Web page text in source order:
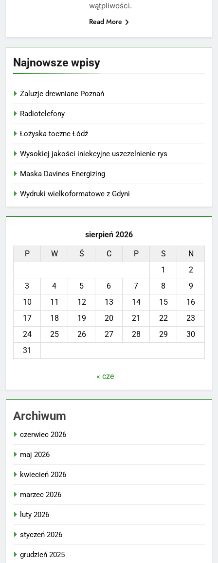
wątpliwości.
Read More
Najnowsze wpisy
Żaluzje drewniane Poznań
Radiotelefony
Łożyska toczne Łódź
Wysokiej jakości iniekcyjne uszczelnienie rys
Maska Davines Energizing
Wydruki wielkoformatowe z Gdyni
sierpień 2026
P W Ś C P S
N
1
2
3
4 5 6 7 8
9
10
11 12 13 14 15
16
17
18 19 20 21 22
23
24
25 26 27 28 29
30
31
« cze
Archiwum
czerwiec 2026
maj 2026
kwiecień 2026
marzec 2026
luty 2026
styczeń 2026
grudzień 2025